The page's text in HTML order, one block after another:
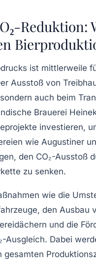
Reduktion:
ist mittlerweile
Ausstoß von
auch beim
Brauerei
investieren,
wie Augustiner
den CO₂-Ausstoß
zu senken.
wie die
den Ausbau
und die
Ausgleich. Dabei
gesamten